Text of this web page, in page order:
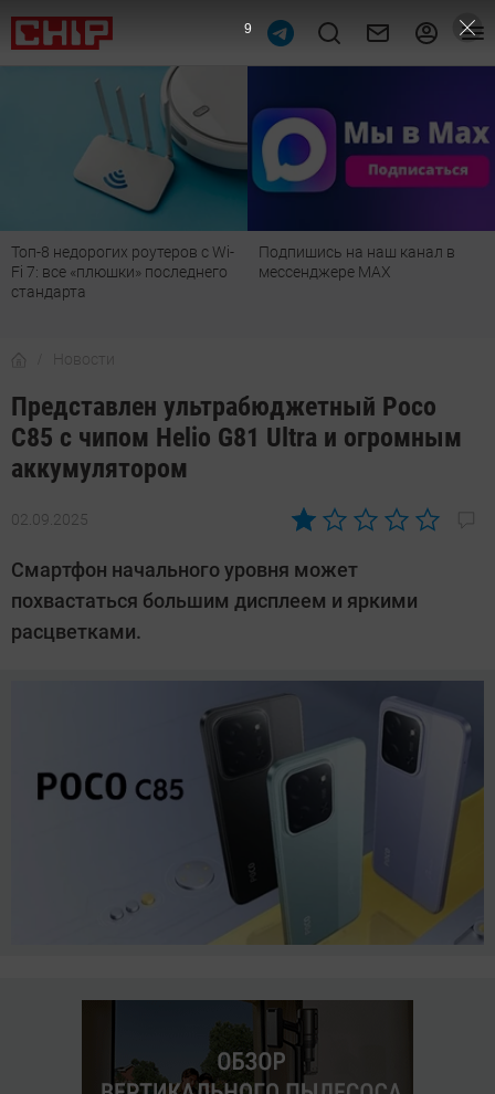
Топ-8 недорогих роутеров с Wi-
Fi 7: все «плюшки» последнего
стандарта
Подпишись на наш канал в
мессенджере МАХ
Новости
Представлен ультрабюджетный Poco
C85 с чипом Helio G81 Ultra и огромным
аккумулятором
02.09.2025
Автор:
Довлатова
Смартфон начального уровня может
похвастаться большим дисплеем и яркими
расцветками.
8